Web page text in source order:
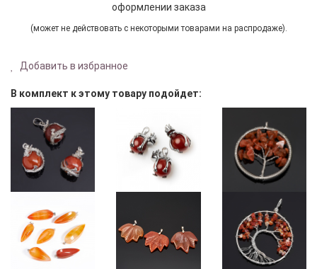
оформлении заказа
(может не действовать с некоторыми товарами на распродаже).
Добавить в избранное
В комплект к этому товару подойдет: